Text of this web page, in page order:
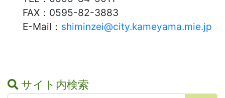
FAX： 0595-82-3883
E-Mail： shiminzei@city.kameyama.mie.jp
サイト内検索